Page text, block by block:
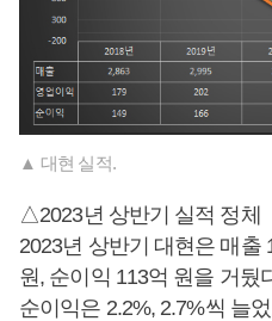
▲ 대현 실적.
△2023년 상반기 실적 정체
2023년 상반기 대현은 매출
원, 순이익 113억 원을 거뒀
순이익은 2.2%, 2.7%씩 늘